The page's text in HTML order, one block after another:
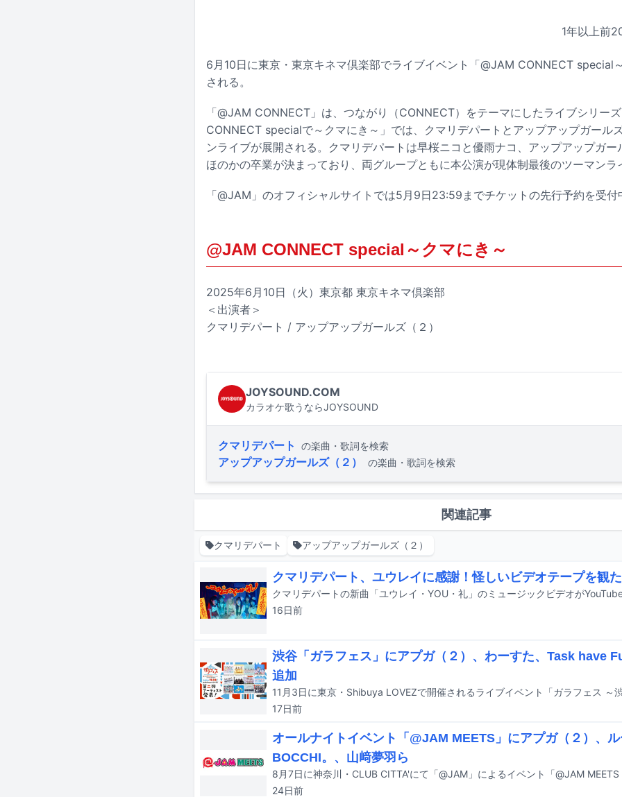
1年以上前
6月10日に東京・東京キネマ倶楽部でライブイベント「@JAM CONNECT special
される。
「@JAM CONNECT」は、つながり（CONNECT）をテーマにしたライブシリー
CONNECT specialで～クマにき～」では、クマリデパートとアップアップガール
ンライブが展開される。クマリデパートは早桜ニコと優雨ナコ、アップアップガー
ほのかの卒業が決まっており、両グループともに本公演が現体制最後のツーマンラ
「@JAM」のオフィシャルサイトでは5月9日23:59までチケットの先行予約を受付
@JAM CONNECT special～クマにき～
2025年6月10日（火）東京都 東京キネマ倶楽部
＜出演者＞
クマリデパート / アップアップガールズ（２）
JOYSOUND.COM
カラオケ歌うならJOYSOUND
クマリデパート の楽曲・歌詞を検索
アップアップガールズ（２） の楽曲・歌詞を検索
関連記事
クマリデパート アップアップガールズ（２）
クマリデパート、ユウレイに感謝！怪しいビデオテープを観
クマリデパートの新曲「ユウレイ・YOU・礼」のミュージックビデオが
16日前
渋谷「ガラフェス」にアプガ（２）、わーすた、Task have
追加
17日前
オールナイトイベント「@JAM MEETS」にアプガ（２）、
BOCCHI。、山﨑夢羽ら
24日前